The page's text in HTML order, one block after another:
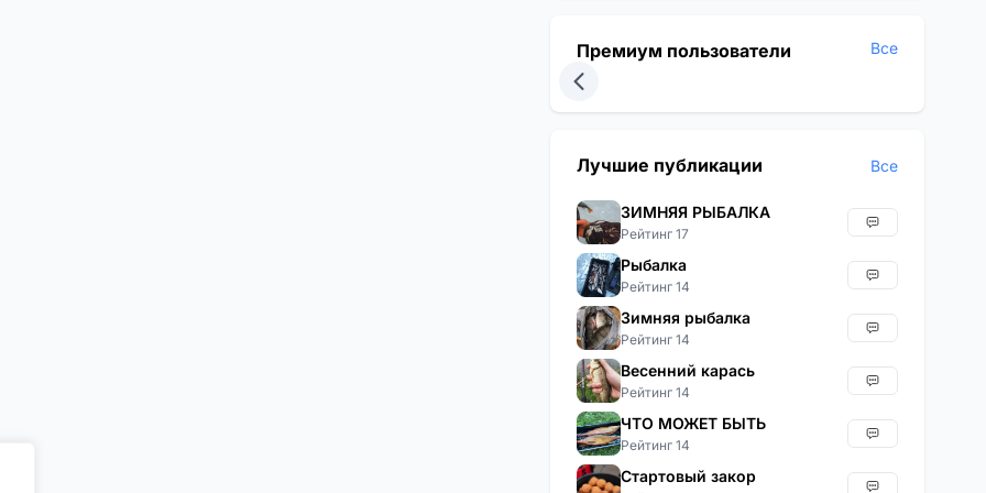
Премиум пользователи Все
Лучшие публикации Все
ЗИМНЯЯ РЫБАЛКА
Рейтинг 17
Рыбалка
Рейтинг 14
Зимняя рыбалка
Рейтинг 14
Весенний карась
Рейтинг 14
ЧТО МОЖЕТ БЫТЬ
Рейтинг 14
Стартовый закор